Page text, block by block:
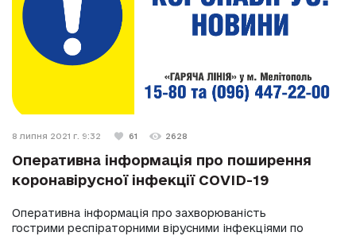
8 липня 2021 г. 9:32 61 2628
Оперативна інформація про поширення
коронавірусної інфекції COVID-19
Оперативна інформація про захворюваність
гострими респіраторними вірусними інфекціями по